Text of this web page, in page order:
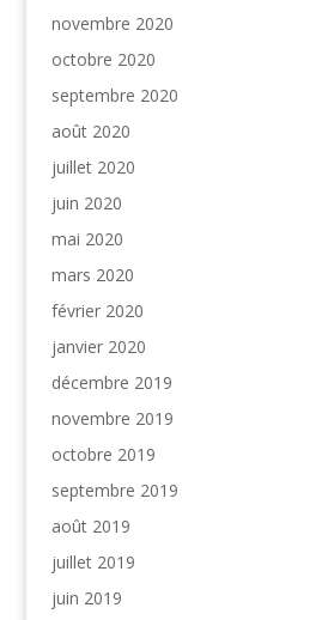
novembre 2020
octobre 2020
septembre 2020
août 2020
juillet 2020
juin 2020
mai 2020
mars 2020
février 2020
janvier 2020
décembre 2019
novembre 2019
octobre 2019
septembre 2019
août 2019
juillet 2019
juin 2019